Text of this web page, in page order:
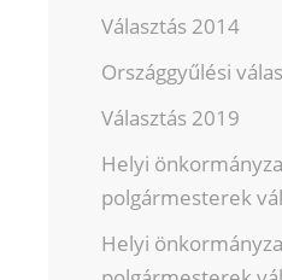
Választás 2014
Országgyűlési
Választás 2019
Helyi
polgármesterek
Helyi